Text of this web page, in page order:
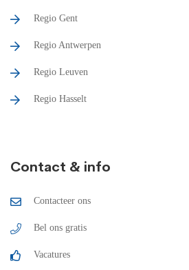
Regio Gent
Regio Antwerpen
Regio Leuven
Regio Hasselt
Contact & info
Contacteer ons
Bel ons gratis
Vacatures